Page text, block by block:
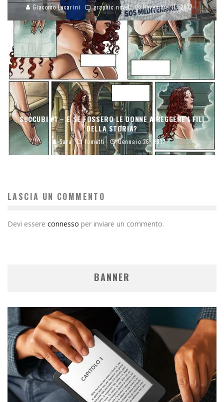
Giacomo Lucarini graphic novel Novembre 11, 2017
SUCCUBI #1 – E SE FOSSERO LE DONNE A REGGERE I FILI
DELLA STORIA?
Sara fumetti Gennaio 26, 2017
LASCIA UN COMMENTO
Devi essere connesso per inviare un commento.
BANNER